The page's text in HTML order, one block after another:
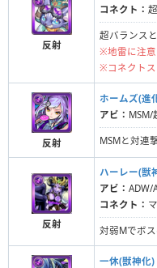
反射
コネクト：
超バランス
※地雷に注意
※コネクト
反射
ホームズ(進
アビ： MSM/
MSMと対連
反射
ハーレー(獣
アビ： ADW/
コネクト：
対弱Mでボ
一休(獣神化)